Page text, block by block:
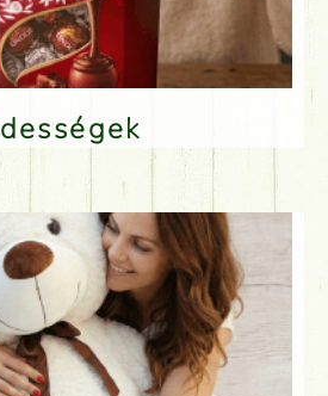
Édességek